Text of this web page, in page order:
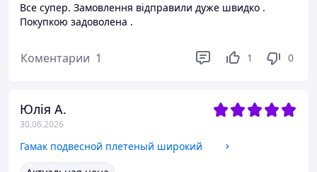
Все супер. Замовлення відправили дуже швидко .
Покупкою задоволена .
Коментарии 1 1 0
Юлія А.
30.06.2026
Гамак подвесной плетеный широкий